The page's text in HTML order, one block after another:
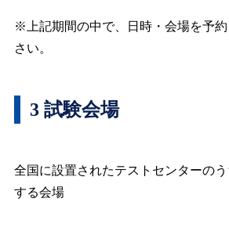
※上記期間の中で、日時・会場を予
さい。
3 試験会場
全国に設置されたテストセンターの
する会場